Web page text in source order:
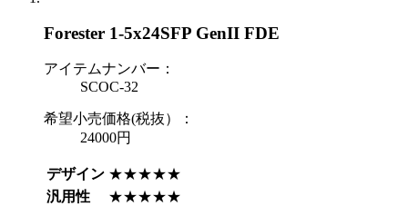
Forester 1-5x24SFP GenII FDE
アイテムナンバー：
SCOC-32
希望小売価格(税抜）：
24000円
デザイン ★★★★★
汎用性
★★★★★